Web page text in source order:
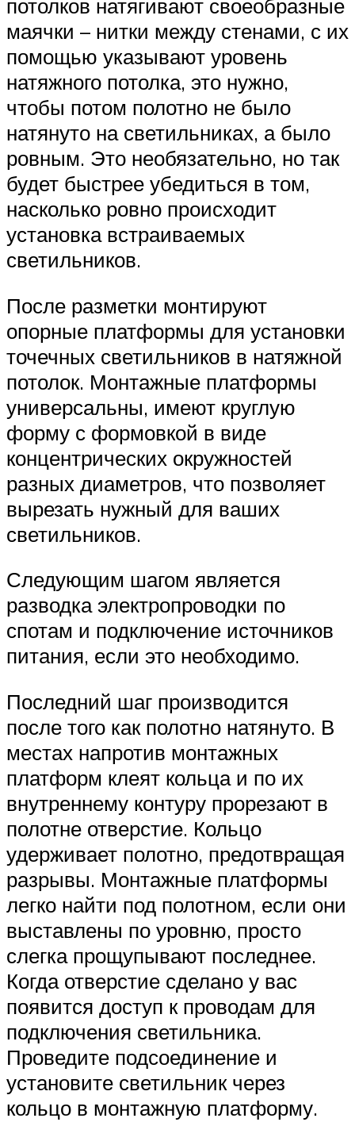
потолков натягивают своеобразные
маячки – нитки между стенами, с их
помощью указывают уровень
натяжного потолка, это нужно,
чтобы потом полотно не было
натянуто на светильниках, а было
ровным. Это необязательно, но так
будет быстрее убедиться в том,
насколько ровно происходит
установка встраиваемых
светильников.
После разметки монтируют
опорные платформы для установки
точечных светильников в натяжной
потолок. Монтажные платформы
универсальны, имеют круглую
форму с формовкой в виде
концентрических окружностей
разных диаметров, что позволяет
вырезать нужный для ваших
светильников.
Следующим шагом является
разводка электропроводки по
спотам и подключение источников
питания, если это необходимо.
Последний шаг производится
после того как полотно натянуто. В
местах напротив монтажных
платформ клеят кольца и по их
внутреннему контуру прорезают в
полотне отверстие. Кольцо
удерживает полотно, предотвращая
разрывы. Монтажные платформы
легко найти под полотном, если они
выставлены по уровню, просто
слегка прощупывают последнее.
Когда отверстие сделано у вас
появится доступ к проводам для
подключения светильника.
Проведите подсоединение и
установите светильник через
кольцо в монтажную платформу.